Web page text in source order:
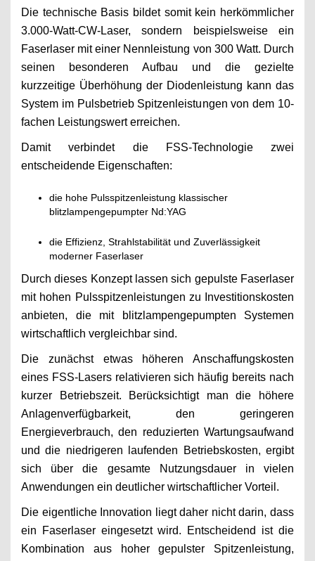
Die technische Basis bildet somit kein herkömmlicher
3.000-Watt-CW-Laser, sondern beispielsweise ein
Faserlaser mit einer Nennleistung von 300 Watt. Durch
seinen besonderen Aufbau und die gezielte
kurzzeitige Überhöhung der Diodenleistung kann das
System im Pulsbetrieb Spitzenleistungen von dem 10-
fachen Leistungswert erreichen.
Damit verbindet die FSS-Technologie zwei
entscheidende Eigenschaften:
die hohe Pulsspitzenleistung klassischer
blitzlampengepumpter Nd:YAG
die Effizienz, Strahlstabilität und Zuverlässigkeit
moderner Faserlaser
Durch dieses Konzept lassen sich gepulste Faserlaser
mit hohen Pulsspitzenleistungen zu Investitionskosten
anbieten, die mit blitzlampengepumpten Systemen
wirtschaftlich vergleichbar sind.
Die zunächst etwas höheren Anschaffungskosten
eines FSS-Lasers relativieren sich häufig bereits nach
kurzer Betriebszeit. Berücksichtigt man die höhere
Anlagenverfügbarkeit, den geringeren
Energieverbrauch, den reduzierten Wartungsaufwand
und die niedrigeren laufenden Betriebskosten, ergibt
sich über die gesamte Nutzungsdauer in vielen
Anwendungen ein deutlicher wirtschaftlicher Vorteil.
Die eigentliche Innovation liegt daher nicht darin, dass
ein Faserlaser eingesetzt wird. Entscheidend ist die
Kombination aus hoher gepulster Spitzenleistung,